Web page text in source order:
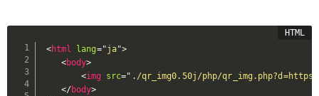
<html lang="ja">
<body>
<img src=" ./qr_img0.50j/php/
</ body>